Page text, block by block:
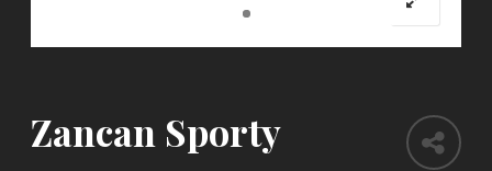
Zancan Sporty